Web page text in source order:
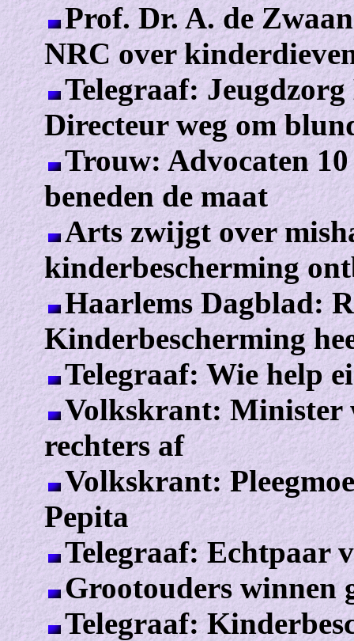
Prof. Dr. A. de
NRC over
Telegraaf:
Directeur weg om
Trouw: Advocaten
beneden de maat
Arts zwijgt over
kinderbescherming
Haarlems Dagblad:
Kinderbescherming
Telegraaf: Wie help
Volkskrant: Minister
rechters af
Volkskrant:
Pepita
Telegraaf: Echtpaar
Grootouders winnen
Telegraaf: